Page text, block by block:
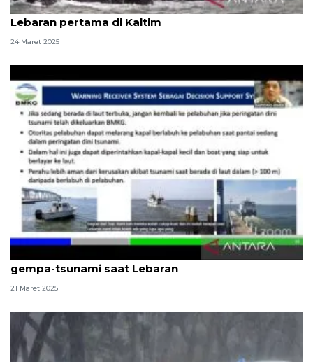
BMKG: Waspada air pasang 2,8-29 meter pada
Lebaran pertama di Kaltim
24 Maret 2025
BMKG: Semua pihak serius tanggapi kerawanan
gempa-tsunami saat Lebaran
21 Maret 2025